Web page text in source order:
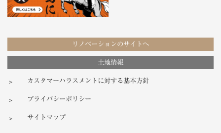
リノベーションのサイトへ
土地情報
カスタマーハラスメントに対する基本方針
プライバシーポリシー
サイトマップ